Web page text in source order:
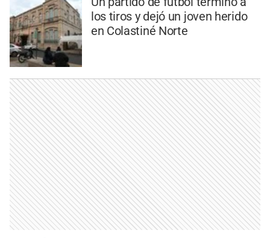
los tiros y dejó un joven herido
en Colastiné Norte